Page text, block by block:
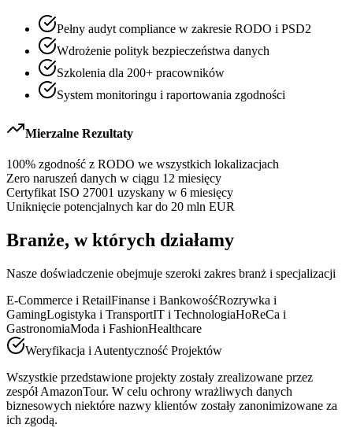
Pełny audyt compliance w zakresie RODO i PSD2
Wdrożenie polityk bezpieczeństwa danych
Szkolenia dla 200+ pracowników
System monitoringu i raportowania zgodności
Mierzalne Rezultaty
100% zgodność z RODO we wszystkich lokalizacjach
Zero naruszeń danych w ciągu 12 miesięcy
Certyfikat ISO 27001 uzyskany w 6 miesięcy
Uniknięcie potencjalnych kar do 20 mln EUR
Branże, w których działamy
Nasze doświadczenie obejmuje szeroki zakres branż i specjalizacji
E-Commerce i RetailFinanse i BankowośćRozrywka i
GamingLogistyka i TransportIT i TechnologiaHoReCa i
GastronomiaModa i FashionHealthcare
Weryfikacja i Autentyczność Projektów
Wszystkie przedstawione projekty zostały zrealizowane przez
zespół AmazonTour. W celu ochrony wrażliwych danych
biznesowych niektóre nazwy klientów zostały zanonimizowane za
ich zgodą.